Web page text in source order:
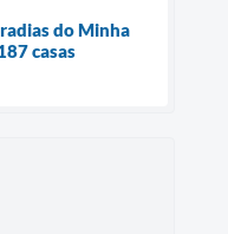
do Minha
casas